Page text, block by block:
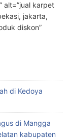
alt=”jual karpet
jakarta,
diskon”
di Kedoya
di Mangga
kabupaten